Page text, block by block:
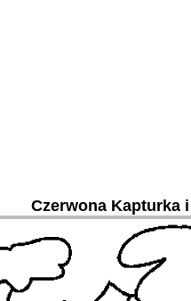
Czerwona Kapturka